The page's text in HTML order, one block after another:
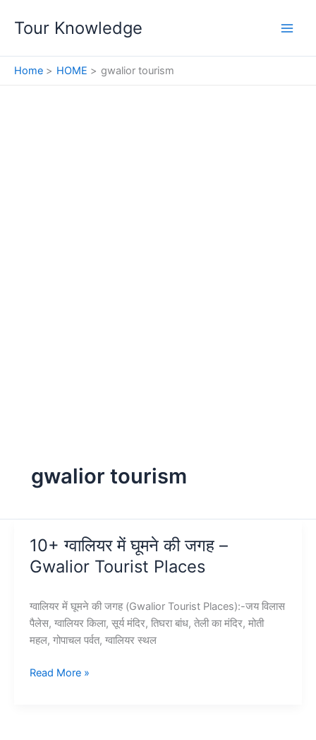
Tour Knowledge
Home HOME gwalior tourism
gwalior tourism
10+ ग्वालियर में घूमने की जगह –
Gwalior Tourist Places
ग्वालियर में घूमने की जगह (Gwalior Tourist Places):-जय विलास
पैलेस, ग्वालियर किला, सूर्य मंदिर, तिघरा बांध, तेली का मंदिर, मोती
महल, गोपाचल पर्वत, ग्वालियर स्थल
10+
Read More »